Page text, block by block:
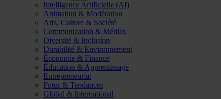
Intelligence Artificielle (AI)
Animation & Modération
Arts, Culture & Société
Communication & Médias
Diversité & Inclusion
Durabilité & Environnement
Économie & Finance
Éducation & Apprentissage
Entrepreneuriat
Futur & Tendances
Global & International